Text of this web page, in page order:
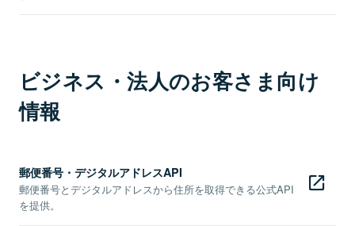
ビジネス・法人のお客さま向け
情報
郵便番号・デジタルアドレスAPI
郵便番号とデジタルアドレスから住所を取得できる公式API
を提供。